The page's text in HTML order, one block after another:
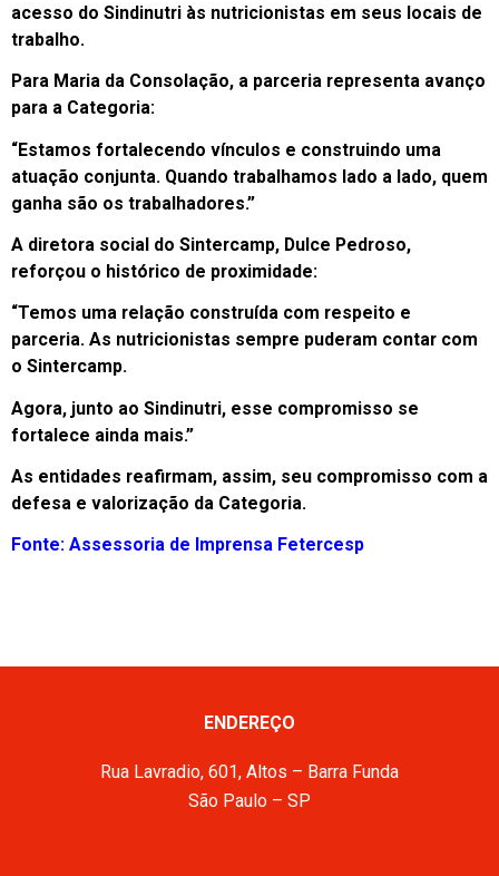
acesso do Sindinutri às nutricionistas em seus locais de
trabalho.
Para Maria da Consolação, a parceria representa avanço
para a Categoria:
“Estamos fortalecendo vínculos e construindo uma
atuação conjunta. Quando trabalhamos lado a lado, quem
ganha são os trabalhadores.”
A diretora social do Sintercamp, Dulce Pedroso,
reforçou o histórico de proximidade:
“Temos uma relação construída com respeito e
parceria. As nutricionistas sempre puderam contar com
o Sintercamp.
Agora, junto ao Sindinutri, esse compromisso se
fortalece ainda mais.”
As entidades reafirmam, assim, seu compromisso com a
defesa e valorização da Categoria.
Fonte: Assessoria de Imprensa Fetercesp
ENDEREÇO
Rua Lavradio, 601, Altos – Barra Funda
São Paulo – SP